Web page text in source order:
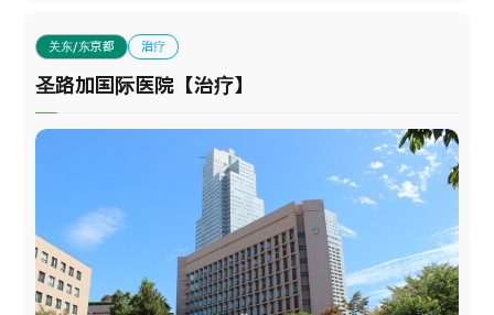
关东/东京都 治疗
圣路加国际医院【治疗】